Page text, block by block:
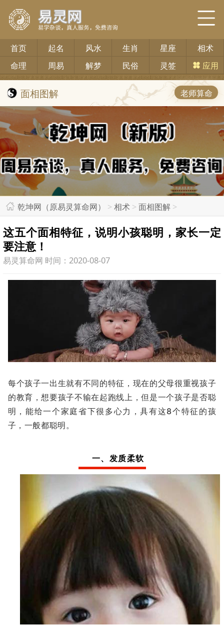
首页 起名 风水 生肖 星座
相术
命理
周易 解梦 民俗 灵签 应用
面相图解 老师算命
乾坤网（原易灵算命网） >相术 >面相图解 >
这五个面相特征，说明小孩聪明，家长一定
要注意！
易灵算命网 时间：2020-08-07
每个孩子一出生就有不同的特征，现在的父母很重视孩子
的教育，想要孩子不输在起跑线上，但是一个孩子是否聪
明，能给一个家庭省下很多心力，具有这8个特征的孩
子，一般都聪明。
一、发质柔软